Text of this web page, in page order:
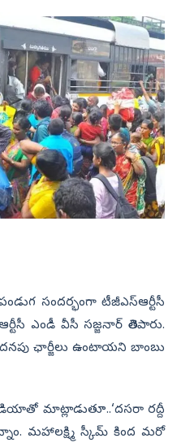
సందర్భంగా టీజీఎస్‌ఆర్టీసీ
ఎండీ వీసీ సజ్జనార్‌ తెలిపారు.
ఛార్జీలు ఉంటాయని బాంబు
మాట్లాడుతూ..‘దసరా రద్దీ
మహాలక్ష్మి స్కీమ్ కింద మరో